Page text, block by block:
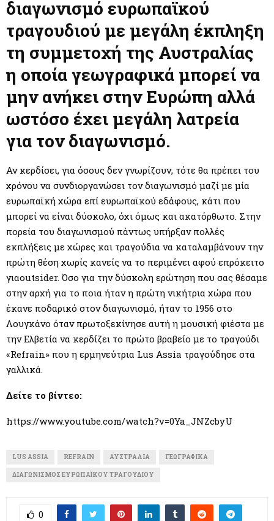
E
N
U
διαγωνισμό ευρωπαϊκού
τραγουδιού με μεγάλη έκπληξη
τη συμμετοχή της Αυστραλίας
η οποία γεωγραφικά μπορεί να
μην ανήκει στην Ευρώπη αλλά
ωστόσο έχει μεγάλη λατρεία
για τον διαγωνισμό.
Αν κερδίσει, για όσους δεν γνωρίζουν, τότε θα πρέπει του
χρόνου να συνδιοργανώσει τον διαγωνισμό μαζί με μία
ευρωπαϊκή χώρα επί ευρωπαϊκού εδάφους, κάτι που
μπορεί να είναι δύσκολο, όχι όμως και ακατόρθωτο. Στην
πορεία του διαγωνισμού πάντως υπήρξαν πολλές
εκπλήξεις με χώρες και τραγούδια να καταλαμβάνουν την
πρώτη θέση χωρίς κανείς να το περιμένει αφού επρόκειτο
γιαoutsider. Όσο για την δύσκολη ερώτηση που σας θέσαμε
στην αρχή για το ποια ήταν η πρώτη νικήτρια χώρα που
έκανε ποδαρικό στον διαγωνισμό, ήταν το 1956 στο
Λουγκάνο όταν πρωτοξεκίνησε αυτή η μουσική φιέστα με
την Ελβετία να κερδίζει το πρώτο βραβείο με το τραγούδι
«Refrain» που η ερμηνεύτρια Lus Assia τραγούδησε στα
γαλλικά.
Δείτε το βίντεο:
https://www.youtube.com/watch?v=0Ya_JNZcbyU
LUS ASSIA REFRAIN ΑΥΣΤΡΑΛΊΑ ΓΕΩΓΡΑΦΙΚΆ
ΔΙΑΓΩΝΙΣΜΌΣ ΕΥΡΩΠΑΪΚΟΎ ΤΡΑΓΟΥΔΙΟΎ
0